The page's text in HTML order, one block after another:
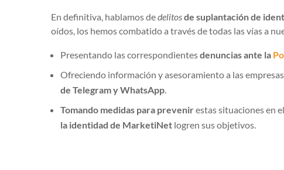
En definitiva, hablamos dedelitosde suplantación de
oídos, los hemos combatido a través de todas las vías a
Presentando las correspondientesdenuncias ante la
Ofreciendo información y asesoramiento a las
de Telegram y WhatsApp.
Tomando medidas para prevenirestas situaciones en
la identidad de MarketiNet logren sus objetivos.